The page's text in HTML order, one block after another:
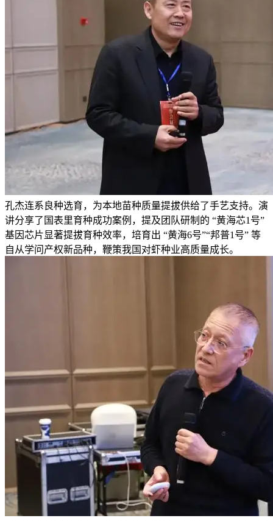
孔杰连系良种选育，为本地苗种质量提拔供给了手艺支持。演
讲分享了国表里育种成功案例，提及团队研制的 “黄海芯1号”
基因芯片显著提拔育种效率，培育出 “黄海6号”“邦普1号” 等
自从学问产权新品种，鞭策我国对虾种业高质量成长。